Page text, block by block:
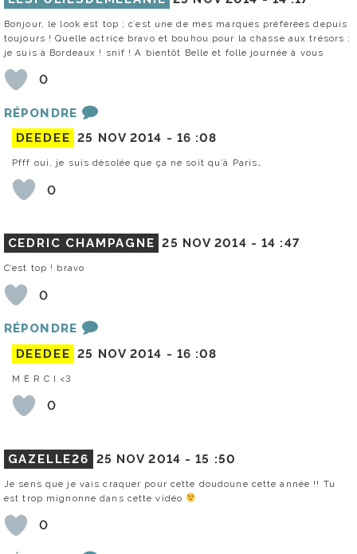
Bonjour, le look est top ; c’est une de mes marques préférées depuis
toujours ! Quelle actrice bravo et bouhou pour la chasse aux trésors ;
je suis à Bordeaux ! snif ! A bientôt Belle et folle journée à vous
0
RÉPONDRE
DEEDEE 25 NOV 2014 - 16 :08
Pfff oui, je suis désolée que ça ne soit qu’à Paris…
0
CEDRIC CHAMPAGNE 25 NOV 2014 -14 :47
C’est top ! bravo
0
RÉPONDRE
DEEDEE 25 NOV 2014 - 16 :08
M E R C I <3
0
GAZELLE26 25 NOV 2014 -15 :50
Je sens que je vais craquer pour cette doudoune cette année !! Tu
est trop mignonne dans cette vidéo
0